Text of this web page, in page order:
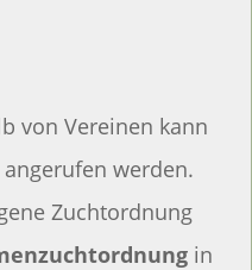
von Vereinen kann
angerufen werden.
Zuchtordnung
in